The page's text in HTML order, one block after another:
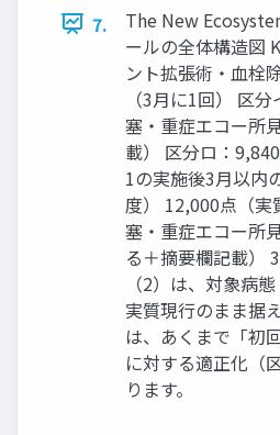
7.
The New
ールの全体構造図
ント拡張術・血栓
（3月に1回） 区
塞・重症エコー所
載） 区分ロ：
1の実施後3月以内
度） 12,000点（実
塞・重症エコー所
る＋摘要欄記載）
（2）は、対象病
実質現行のまま据
は、あくまで「初
に対する適正化（
ります。